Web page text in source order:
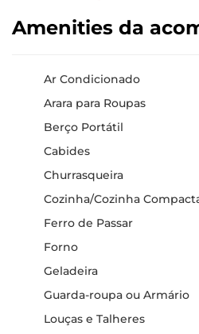
Amenities da
Ar Condicionado
Arara para Roupas
Berço Portátil
Cabides
Churrasqueira
Cozinha/Cozinha
Ferro de Passar
Forno
Geladeira
Guarda-roupa ou Armário
Louças e Talheres